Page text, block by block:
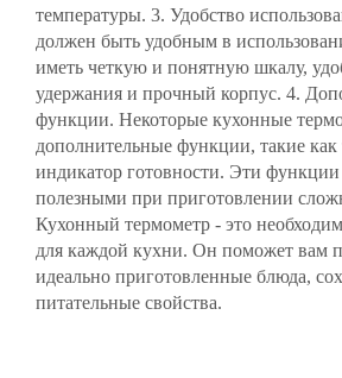
температуры. 3. Удобство
должен быть удобным в
иметь четкую и понятную шкалу,
удержания и прочный корпус. 4.
функции. Некоторые кухонные
дополнительные функции, такие как
индикатор готовности. Эти
полезными при приготовлении
Кухонный термометр - это
для каждой кухни. Он поможет вам
идеально приготовленные блюда,
питательные свойства.